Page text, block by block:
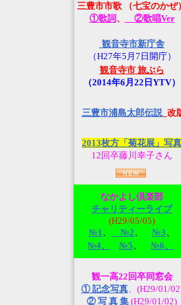
三豊市市歌 （七宝のかぜ）
①歌詞、 ②歌唱Ver
観音寺市新庁舎
（H27年5月7日開庁）
観音寺市 旅ぶら
（2014年6月22日YTV）
三豊市浦島太郎伝説_改
2013枚方「菊花展」写真
12回卒藤川幸子さん
なかよし倶楽部
チャリティーライブ
(H29/05/05)
№1、 №2、 №3、
№4、
№5、 №6、
観一高22回卒同窓会
① 記念写真、(H29/01/
② 写 真 集 (H29/01/02)